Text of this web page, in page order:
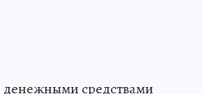
средствами